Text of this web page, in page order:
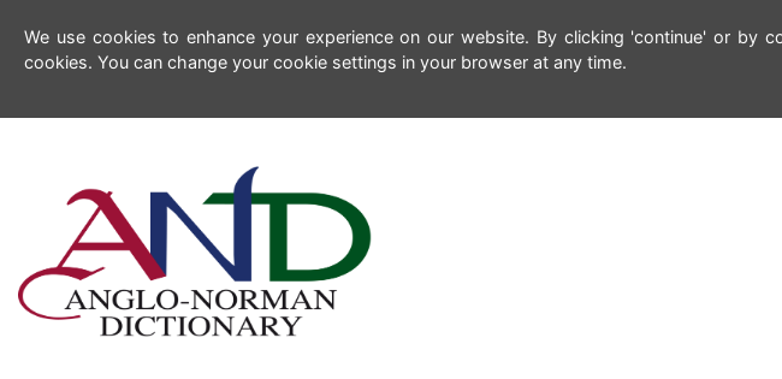
We use cookies to enhance your experience on our website. By clicking 'continue' or by
cookies. You can change your cookie settings in your browser at any time.